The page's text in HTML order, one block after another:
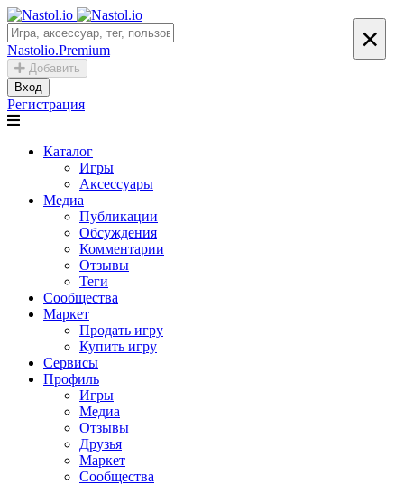
Nastolio.Premium
Добавить
Вход
Регистрация
Каталог
Игры
Аксессуары
Медиа
Публикации
Обсуждения
Комментарии
Отзывы
Теги
Сообщества
Маркет
Продать игру
Купить игру
Сервисы
Профиль
Игры
Медиа
Отзывы
Друзья
Маркет
Сообщества
×